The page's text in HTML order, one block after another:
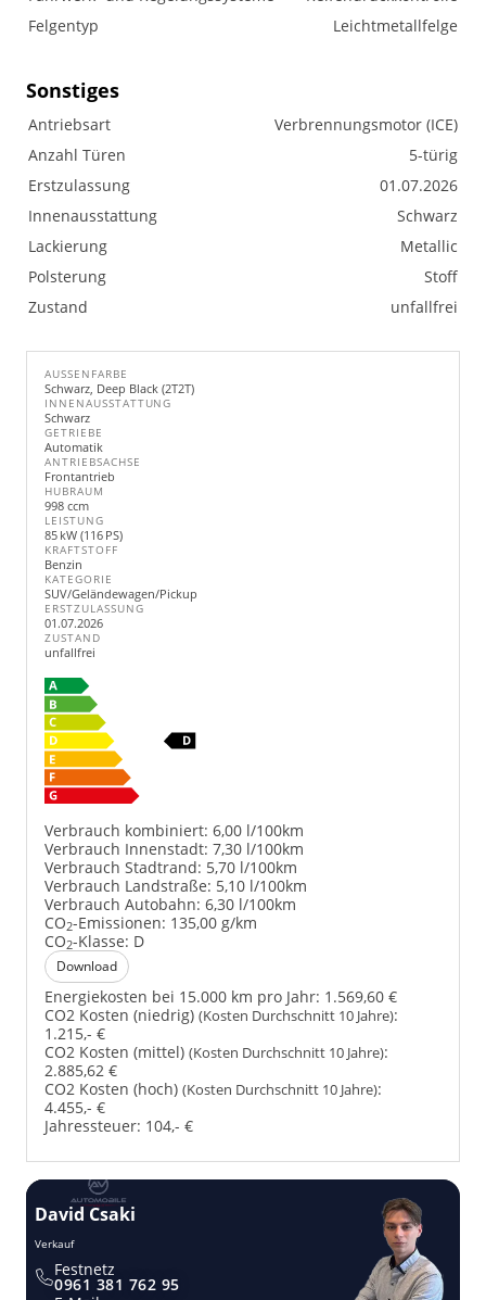
Felgentyp
Leichtmetallfelge
Sonstiges
Antriebsart
Verbrennungsmotor (ICE)
Anzahl Türen
5-türig
Erstzulassung
01.07.2026
Innenausstattung
Schwarz
Lackierung
Metallic
Polsterung
Stoff
Zustand
unfallfrei
AUSSENFARBE
Schwarz, Deep Black (2T2T)
INNENAUSSTATTUNG
Schwarz
GETRIEBE
Automatik
ANTRIEBSACHSE
Frontantrieb
HUBRAUM
998 ccm
LEISTUNG
85 kW (116 PS)
KRAFTSTOFF
Benzin
KATEGORIE
SUV/Geländewagen/Pickup
ERSTZULASSUNG
01.07.2026
ZUSTAND
unfallfrei
Verbrauch kombiniert: 6,00 l/100km
Verbrauch Innenstadt: 7,30 l/100km
Verbrauch Stadtrand: 5,70 l/100km
Verbrauch Landstraße: 5,10 l/100km
Verbrauch Autobahn: 6,30 l/100km
CO2-Emissionen: 135,00 g/km
CO2-Klasse: D
Download
Energiekosten bei 15.000 km pro Jahr: 1.569,60 €
CO2 Kosten (niedrig) (Kosten Durchschnitt 10 Jahre):
1.215,- €
CO2 Kosten (mittel) (Kosten Durchschnitt 10 Jahre):
2.885,62 €
CO2 Kosten (hoch) (Kosten Durchschnitt 10 Jahre):
4.455,- €
Jahressteuer: 104,- €
David Csaki
Verkauf
Festnetz
0961 381 762 95